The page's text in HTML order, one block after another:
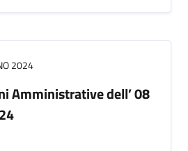
2024
Amministrative dell’ 08